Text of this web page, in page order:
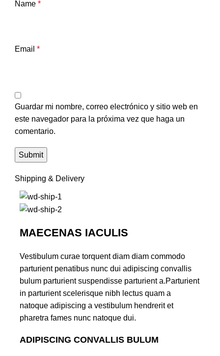
Name *
Email *
Guardar mi nombre, correo electrónico y sitio web en
este navegador para la próxima vez que haga un
comentario.
Shipping & Delivery
MAECENAS IACULIS
Vestibulum curae torquent diam diam commodo
parturient penatibus nunc dui adipiscing convallis
bulum parturient suspendisse parturient a.Parturient
in parturient scelerisque nibh lectus quam a
natoque adipiscing a vestibulum hendrerit et
pharetra fames nunc natoque dui.
ADIPISCING CONVALLIS BULUM